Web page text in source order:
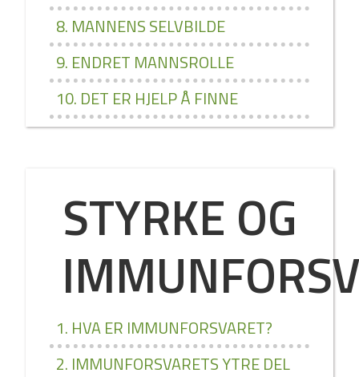
8. MANNENS SELVBILDE
9. ENDRET MANNSROLLE
10. DET ER HJELP Å FINNE
STYRKE OG
1. HVA ER IMMUNFORSVARET?
2. IMMUNFORSVARETS YTRE DEL